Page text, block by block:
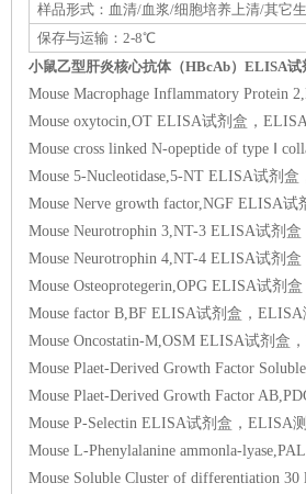
样品形式：血清/血浆/细胞培养上清/其它
保存与运输：2-8℃
小鼠乙型肝炎核心抗体（HBcAb）ELISA试
Mouse Macrophage Inflammatory
Mouse oxytocin,OT ELISA试剂盒，
Mouse cross linked N-opeptide of type Ⅰ
Mouse 5-Nucleotidase,5-NT ELISA试剂
Mouse Nerve growth factor,NGF ELISA
Mouse Neurotrophin 3,NT-3 ELISA试剂
Mouse Neurotrophin 4,NT-4 ELISA试剂盒
Mouse Osteoprotegerin,OPG ELISA试
Mouse factor B,BF ELISA试剂盒，
Mouse Oncostatin-M,OSM ELISA试剂
Mouse Plaet-Derived Growth Factor
Mouse Plaet-Derived Growth Factor
Mouse P-Selectin ELISA试剂盒，ELISA
Mouse L-Phenylalanine ammonla-
Mouse Soluble Cluster of differentiation